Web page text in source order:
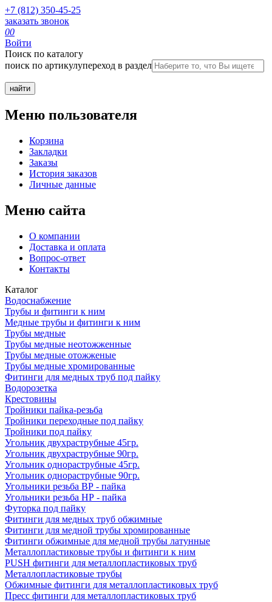
+7 (812) 350-45-25
заказать звонок
00
Войти
Поиск по каталогу
поиск по артикулупереход в раздел
Меню пользователя
Корзина
Закладки
Заказы
История заказов
Личные данные
Меню сайта
О компании
Доставка и оплата
Вопрос-ответ
Контакты
Каталог
Водоснабжение
Трубы и фитинги к ним
Медные трубы и фитинги к ним
Трубы медные
Трубы медные неотожженные
Трубы медные отожженые
Трубы медные хромированные
Фитинги для медных труб под пайку
Водорозетка
Крестовины
Тройники пайка-резьба
Тройники переходные под пайку
Тройники под пайку
Угольник двухраструбные 45гр.
Угольник двухраструбные 90гр.
Угольник однораструбные 45гр.
Угольник однораструбные 90гр.
Угольники резьба ВР - пайка
Угольники резьба НР - пайка
Футорка под пайку
Фитинги для медных труб обжимные
Фитинги для медной трубы хромированные
Фитинги обжимные для медной трубы латунные
Металлопластиковые трубы и фитинги к ним
PUSH фитинги для металлопластиковых труб
Металлопластиковые трубы
Обжимные фитинги для металлопластиковых труб
Пресс фитинги для металлопластиковых труб